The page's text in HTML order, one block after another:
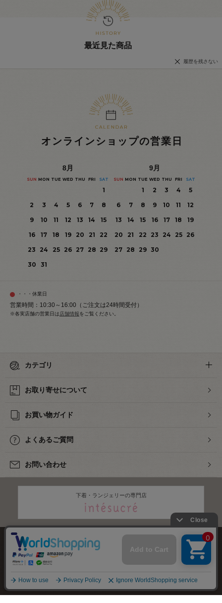
最近見た商品
履歴を残さない
オンラインショップの営業日
8月
SUN MON TUE WED THU FRI SAT
1
2
3 4 5 6 7
8
9
10 11 12 13 14
15
16
17 18 19 20 21
22
23
24 25 26 27 28 29
30
31
9月
SUN MON TUE WED THU FRI SAT
1 2 3 4
5
6
7 8 9 10 11
12
13
14 15 16 17 18
19
20
21 22 23 24 25
26
27 28 29 30
・・・休業日
営業時間：10:30～16:00（ご注文は24時間受付）
※各実店舗の営業日は 店舗情報をご覧ください。
カテゴリ
お取り寄せについて
お買い物ガイド
よくあるご質問
お問い合わせ
下着・ランジェリーの専門店
株式会社オカダヤ
特定商取引法に基づく表記 プライバシーポリシー サイトマップ
2012-2026OKADAYA CO.,LTD.